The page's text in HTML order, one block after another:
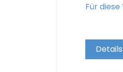
Für
Details